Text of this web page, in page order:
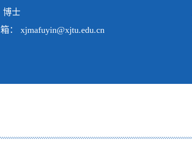
博士
： xjmafuyin@xjtu.edu.cn